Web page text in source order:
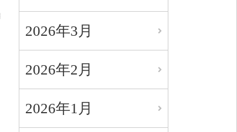
2026年3月
2026年2月
2026年1月